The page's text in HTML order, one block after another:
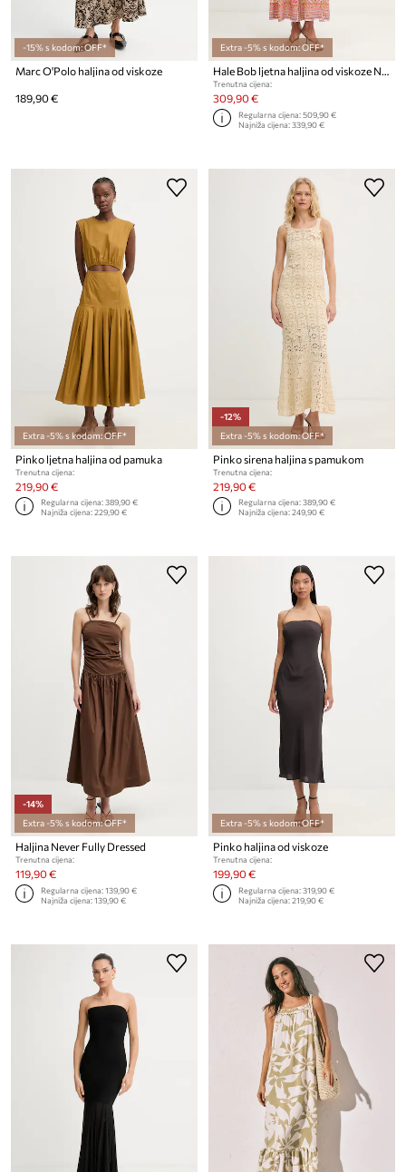
-15% s kodom: OFF*
Marc O'Polo haljina od viskoze
189,90 €
Extra -5% s kodom: OFF*
Hale Bob ljetna haljina od viskoze Nicandra
Trenutna cijena:
309,90 €
Regularna cijena:509,90 €
Najniža cijena:339,90 €
Extra -5% s kodom: OFF*
Pinko ljetna haljina od pamuka
Trenutna cijena:
219,90 €
Regularna cijena:389,90 €
Najniža cijena:229,90 €
-12%
Extra -5% s kodom: OFF*
Pinko sirena haljina s pamukom
Trenutna cijena:
219,90 €
Regularna cijena:389,90 €
Najniža cijena:249,90 €
-14%
Extra -5% s kodom: OFF*
Haljina Never Fully Dressed
Trenutna cijena:
119,90 €
Regularna cijena:139,90 €
Najniža cijena:139,90 €
Extra -5% s kodom: OFF*
Pinko haljina od viskoze
Trenutna cijena:
199,90 €
Regularna cijena:319,90 €
Najniža cijena:219,90 €